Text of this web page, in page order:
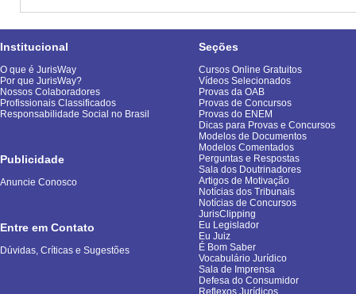
Institucional
O que é JurisWay
Por que JurisWay?
Nossos Colaboradores
Profissionais Classificados
Responsabilidade Social no Brasil
Publicidade
Anuncie Conosco
Entre em Contato
Dúvidas, Críticas e Sugestões
Seções
Cursos Online Gratuitos
Vídeos Selecionados
Provas da OAB
Provas de Concursos
Provas do ENEM
Dicas para Provas e Concursos
Modelos de Documentos
Modelos Comentados
Perguntas e Respostas
Sala dos Doutrinadores
Artigos de Motivação
Notícias dos Tribunais
Notícias de Concursos
JurisClipping
Eu Legislador
Eu Juiz
É Bom Saber
Vocabulário Jurídico
Sala de Imprensa
Defesa do Consumidor